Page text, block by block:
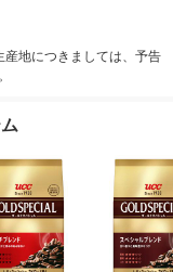
地につきましては、予告